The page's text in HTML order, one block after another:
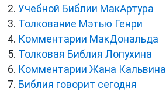
Учебной Библии МакАртура
Толкование Мэтью Генри
Комментарии МакДональда
Толковая Библия Лопухина
Комментарии Жана Кальвина
Библия говорит сегодня